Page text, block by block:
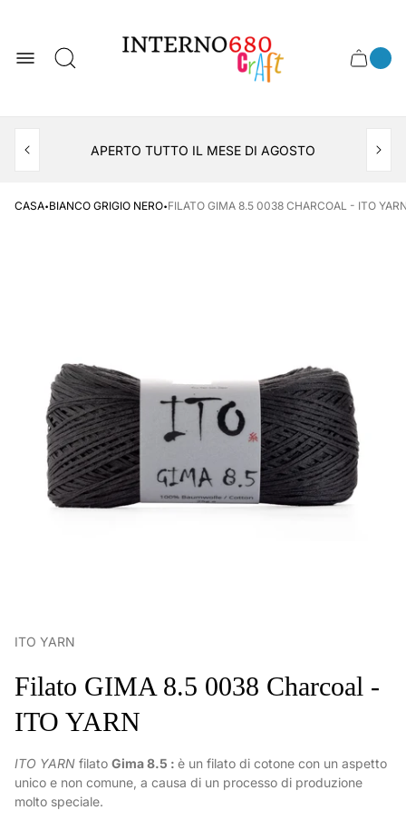
del
negozio
Cassetto
APERTO TUTTO IL MESE DI AGOSTO
CASA·BIANCO GRIGIO NERO·FILATO GIMA 8.5 0038 CHARCOAL - ITO
ITO YARN
Filato GIMA 8.5 0038 Charcoal -
ITO YARN
ITO YARN filato Gima 8.5 : è un filato di cotone con un aspetto
unico e non comune, a causa di un processo di produzione
molto speciale.